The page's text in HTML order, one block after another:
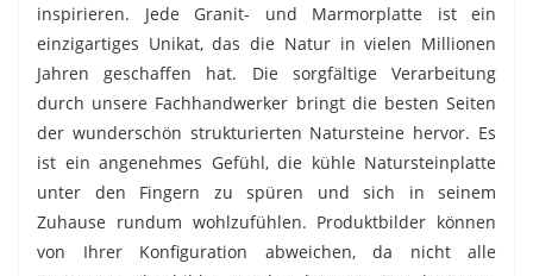
inspirieren. Jede Granit- und Marmorplatte ist ein
einzigartiges Unikat, das die Natur in vielen Millionen
Jahren geschaffen hat. Die sorgfältige Verarbeitung
durch unsere Fachhandwerker bringt die besten Seiten
der wunderschön strukturierten Natursteine hervor. Es
ist ein angenehmes Gefühl, die kühle Natursteinplatte
unter den Fingern zu spüren und sich in seinem
Zuhause rundum wohlzufühlen. Produktbilder können
von Ihrer Konfiguration abweichen, da nicht alle